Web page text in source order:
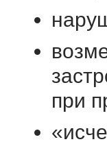
при